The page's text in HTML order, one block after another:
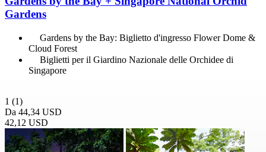
Gardens
Gardens by the Bay: Biglietto d'ingresso Flower Dome &
Cloud Forest
Biglietti per il Giardino Nazionale delle Orchidee di
Singapore
1 (1)
Da 44,34 USD
42,12 USD